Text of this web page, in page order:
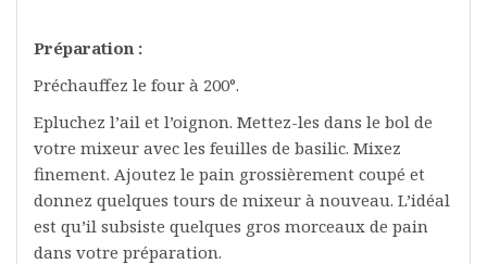
Préparation :
Préchauffez le four à 200°.
Epluchez l’ail et l’oignon. Mettez-les dans le bol de
votre mixeur avec les feuilles de basilic. Mixez
finement. Ajoutez le pain grossièrement coupé et
donnez quelques tours de mixeur à nouveau. L’idéal
est qu’il subsiste quelques gros morceaux de pain
dans votre préparation.